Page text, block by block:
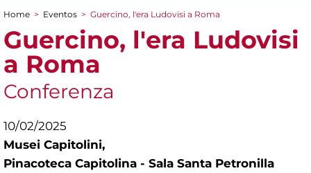
You are here
Home > Eventos > Guercino, l'era Ludovisi a Roma
Guercino, l'era Ludovisi
a Roma
Conferenza
10/02/2025
Musei Capitolini,
Pinacoteca Capitolina - Sala Santa Petronilla